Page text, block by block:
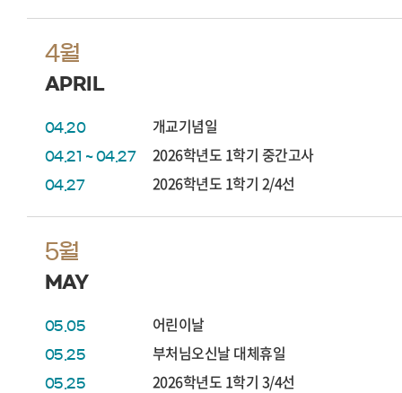
4월
APRIL
04.20 개교기념일
04.21 ~ 04.27 2026학년도 1학기 중간고사
04.27 2026학년도 1학기 2/4선
5월
MAY
05.05 어린이날
05.25 부처님오신날 대체휴일
05.25 2026학년도 1학기 3/4선